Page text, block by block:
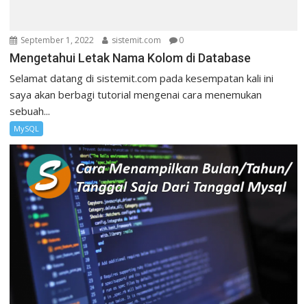
September 1, 2022 sistemit.com 0
Mengetahui Letak Nama Kolom di Database
Selamat datang di sistemit.com pada kesempatan kali ini
saya akan berbagi tutorial mengenai cara menemukan
sebuah...
MySQL